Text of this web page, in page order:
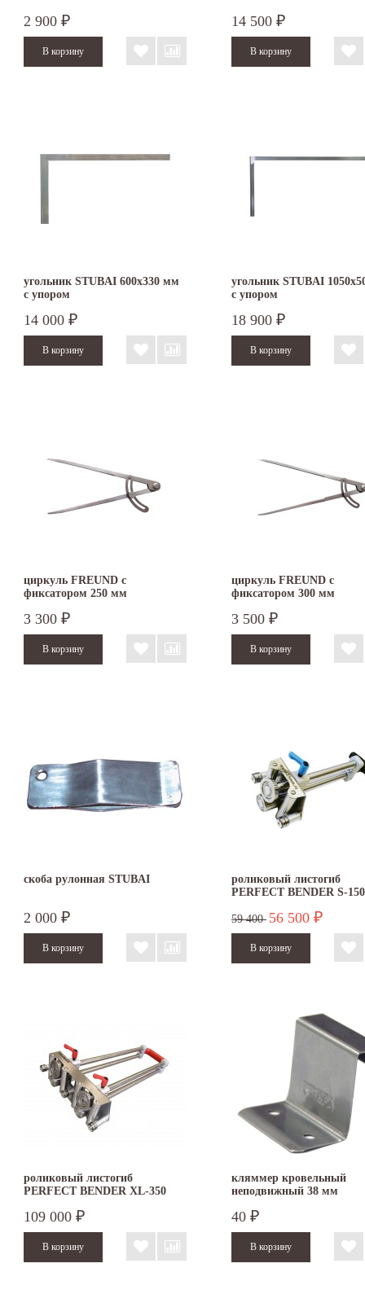
2 900 ₽ 14 500 ₽
угольник STUBAI 600х330 мм
с упором
14 000 ₽
угольник STUBAI
с упором
18 900 ₽
циркуль FREUND с
фиксатором 250 мм
3 300 ₽
циркуль FREUND с
фиксатором 300 мм
3 500 ₽
скоба рулонная STUBAI
2 000 ₽
роликовый листогиб
PERFECT BENDER S-150
59 400 56 500 ₽
роликовый листогиб
PERFECT BENDER XL-350
109 000 ₽
кляммер кровельный
неподвижный 38 мм
40 ₽